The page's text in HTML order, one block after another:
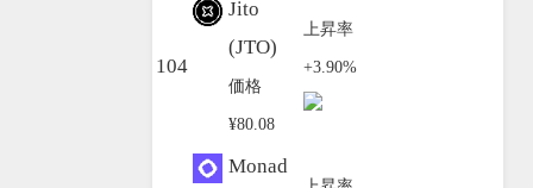
104
Jito
(JTO)
価格
¥80.08
上昇率
+3.90%
Monad